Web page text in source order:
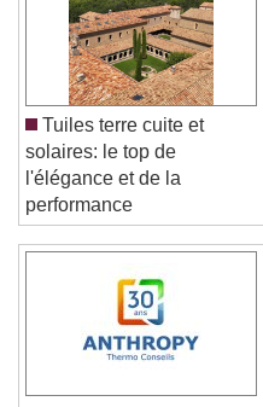
Video Player is loading.
Play Video
Play
Skip Backward
Current Time0:00
Tuiles terre cuite et
solaires: le top de
l'élégance et de la
performance